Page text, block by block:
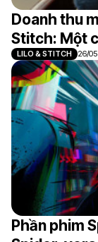
Doanh thu
Stitch: Một
LILO & STITCH 26/05
Phần phim